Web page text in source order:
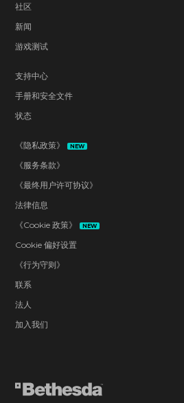
社区
新闻
游戏测试
支持中心
手册和安全文件
状态
《隐私政策》 NEW
《服务条款》
《最终用户许可协议》
法律信息
《Cookie 政策》
NEW
Cookie 偏好设置
《行为守则》
联系
法人
加入我们